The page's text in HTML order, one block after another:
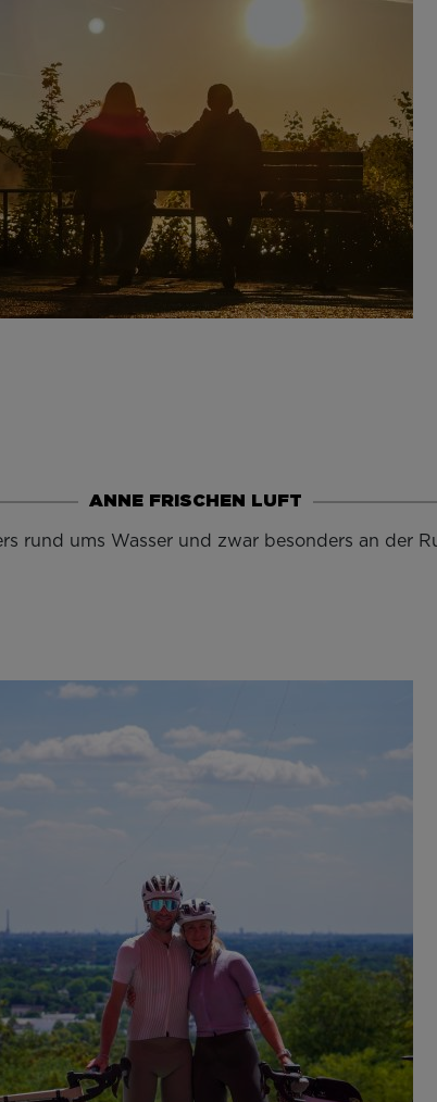
ANNE FRISCHEN LUFT
rund ums Wasser und zwar besonders an der